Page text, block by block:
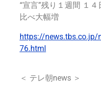
“宣言”残り１週間 １
比べ大幅増
https://news.tbs.co.jp/
76.html
＜ テレ朝news ＞